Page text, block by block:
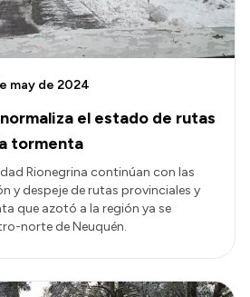
el estado de rutas
tormenta
may de 2024
Rionegrina continúan con las
y despeje de rutas provinciales y
que azotó a la región ya se
norte de Neuquén.